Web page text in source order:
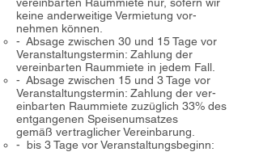
keine anderweitige Vermietung vor-
nehmen können.
- Absage zwischen 30 und 15 Tage vor
Veranstaltungstermin: Zahlung der
vereinbarten Raummiete in jedem Fall.
- Absage zwischen 15 und 3 Tage vor
Veranstaltungstermin: Zahlung der ver-
einbarten Raummiete zuzüglich 33% des
entgangenen Speisenumsatzes
gemäß vertraglicher Vereinbarung.
- bis 3 Tage vor Veranstaltungsbeginn: